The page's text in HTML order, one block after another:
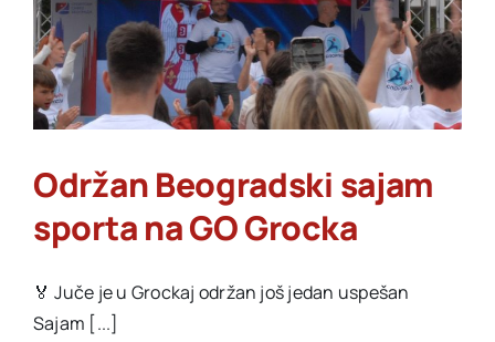
na
GO
Voždovac,
Zemun
Održan Beogradski sajam
sporta na GO Grocka
🏅 Juče je u Grockaj održan još jedan uspešan
Sajam [...]